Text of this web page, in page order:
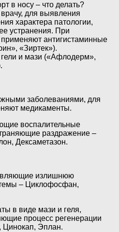
в носу – что делать?
для выявления
характера патологии,
устранения. При
антигистаминные
«Зиртек»).
и мази («Афлодерм»,
заболеваниями, для
медикаменты.
воспалительные
раздражение –
Дексаметазон.
излишнюю
– Циклофосфан,
в виде мази и геля,
процесс регенерации
Цинокап, Эплан.